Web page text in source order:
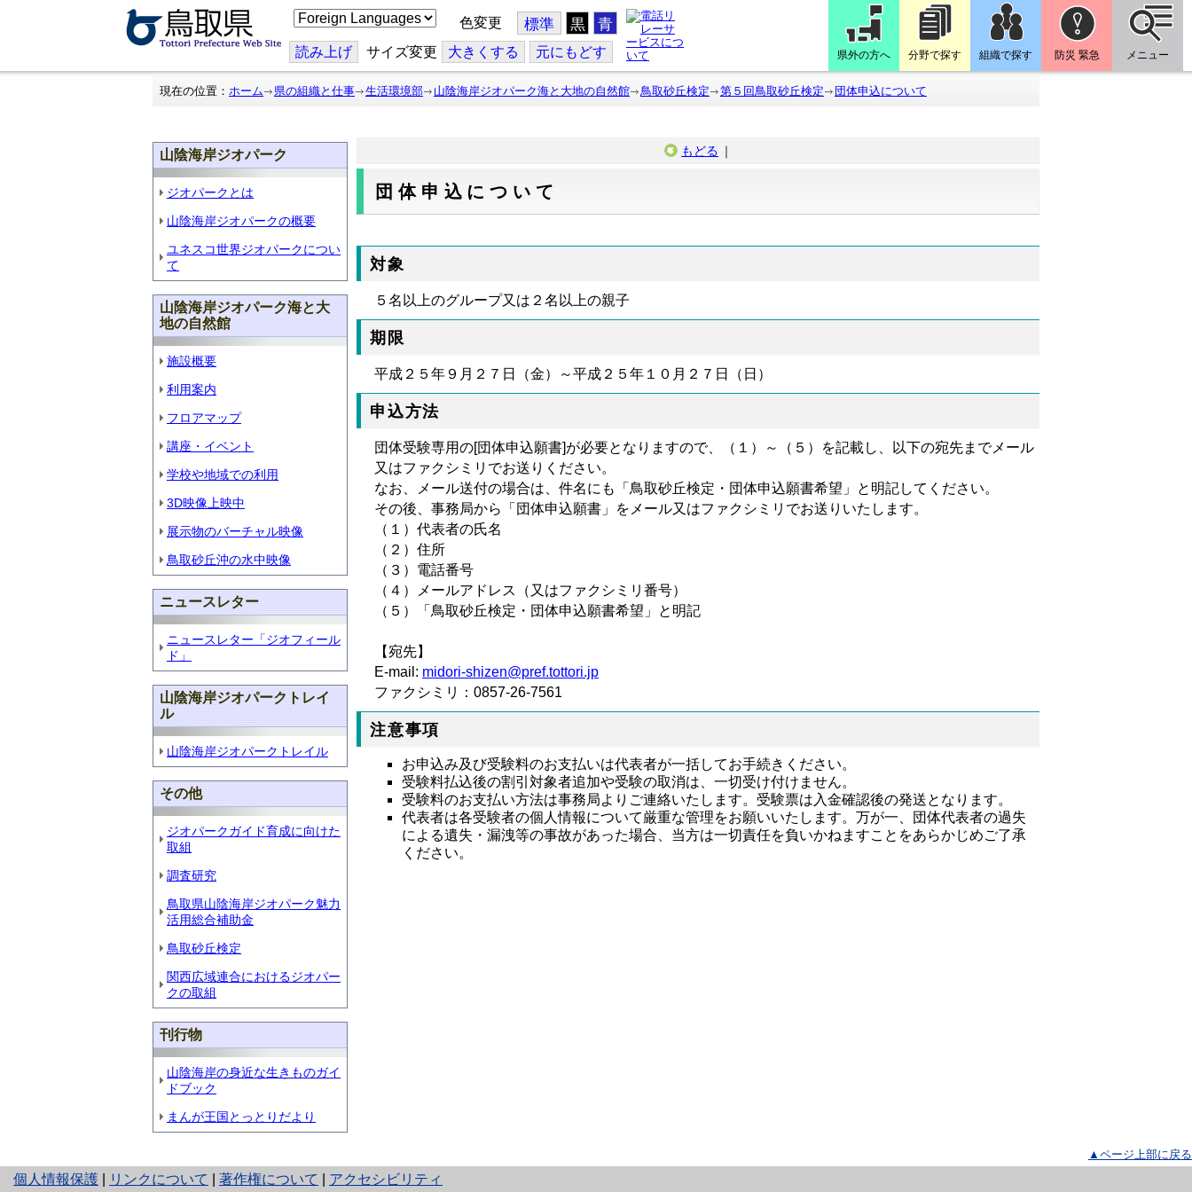
こ
の
ジ
を
翻
色変更 標準 黒 青
読み上げ サイズ変更 大きくする 元にもどす 県外の方へ 分野で探す 組織で探す 防災 緊急 メニュー
現在の位置： ホーム 県の組織と仕事 生活環境部 山陰海岸ジオパーク海と大地の自然館 鳥取砂丘検定 第５回鳥取砂丘検定 団体申込について
山陰海岸ジオパーク
ジオパークとは
山陰海岸ジオパークの概要
ユネスコ世界ジオパークについ
て
山陰海岸ジオパーク海と大
地の自然館
施設概要
利用案内
フロアマップ
講座・イベント
学校や地域での利用
3D映像上映中
展示物のバーチャル映像
鳥取砂丘沖の水中映像
ニュースレター
ニュースレター「ジオフィール
ド」
山陰海岸ジオパークトレイ
ル
山陰海岸ジオパークトレイル
その他
ジオパークガイド育成に向けた
取組
調査研究
鳥取県山陰海岸ジオパーク魅力
活用総合補助金
鳥取砂丘検定
関西広域連合におけるジオパー
クの取組
刊行物
山陰海岸の身近な生きものガイ
ドブック
まんが王国とっとりだより
もどる ｜
団体申込について
対象
５名以上のグループ又は２名以上の親子
期限
平成２５年９月２７日（金）～平成２５年１０月２７日（日）
申込方法
団体受験専用の[団体申込願書]が必要となりますので、（１）～（５）を記載し、以下の宛先までメール
又はファクシミリでお送りください。
なお、メール送付の場合は、件名にも「鳥取砂丘検定・団体申込願書希望」と明記してください。
その後、事務局から「団体申込願書」をメール又はファクシミリでお送りいたします。
（１）代表者の氏名
（２）住所
（３）電話番号
（４）メールアドレス（又はファクシミリ番号）
（５）「鳥取砂丘検定・団体申込願書希望」と明記
【宛先】
E-mail: midori-shizen@pref.tottori.jp
ファクシミリ：0857-26-7561
注意事項
お申込み及び受験料のお支払いは代表者が一括してお手続きください。
受験料払込後の割引対象者追加や受験の取消は、一切受け付けません。
受験料のお支払い方法は事務局よりご連絡いたします。受験票は入金確認後の発送となります。
代表者は各受験者の個人情報について厳重な管理をお願いいたします。万が一、団体代表者の過失
による遺失・漏洩等の事故があった場合、当方は一切責任を負いかねますことをあらかじめご了承
ください。
▲ページ上部に戻る
個人情報保護
と
リンクについて 著作権について アクセシビリティ